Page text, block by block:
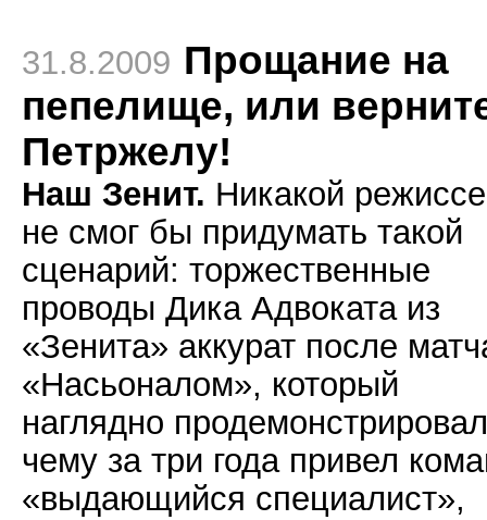
31.8.2009 Прощание на
пепелище, или
Петржелу!
Наш Зенит. Никакой
не смог бы придумать такой
сценарий: торжественные
проводы Дика Адвоката из
«Зенита» аккурат после
«Насьоналом», который
наглядно
чему за три года привел
«выдающийся специалист»,